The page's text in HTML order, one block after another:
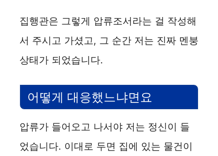
집행관은 그렇게 압류조서라는 걸 작성해
서 주시고 가셨고, 그 순간 저는 진짜 멘붕
상태가 되었습니다.
어떻게 대응했느냐면요
압류가 들어오고 나서야 저는 정신이 들
었습니다. 이대로 두면 집에 있는 물건이